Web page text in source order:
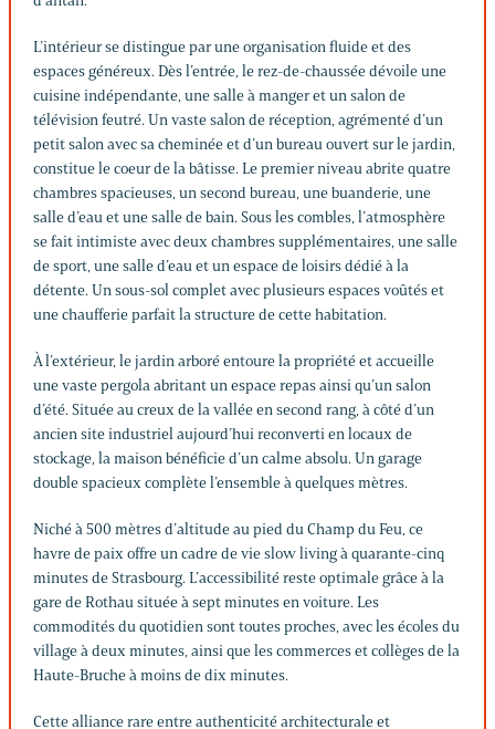
L’intérieur se distingue par une organisation fluide et des
espaces généreux. Dès l’entrée, le rez-de-chaussée dévoile une
cuisine indépendante, une salle à manger et un salon de
télévision feutré. Un vaste salon de réception, agrémenté d’un
petit salon avec sa cheminée et d’un bureau ouvert sur le jardin,
constitue le coeur de la bâtisse. Le premier niveau abrite quatre
chambres spacieuses, un second bureau, une buanderie, une
salle d’eau et une salle de bain. Sous les combles, l’atmosphère
se fait intimiste avec deux chambres supplémentaires, une salle
de sport, une salle d’eau et un espace de loisirs dédié à la
détente. Un sous-sol complet avec plusieurs espaces voûtés et
une chaufferie parfait la structure de cette habitation.
À l’extérieur, le jardin arboré entoure la propriété et accueille
une vaste pergola abritant un espace repas ainsi qu’un salon
d’été. Située au creux de la vallée en second rang, à côté d’un
ancien site industriel aujourd’hui reconverti en locaux de
stockage, la maison bénéficie d’un calme absolu. Un garage
double spacieux complète l’ensemble à quelques mètres.
Niché à 500 mètres d’altitude au pied du Champ du Feu, ce
havre de paix offre un cadre de vie slow living à quarante-cinq
minutes de Strasbourg. L’accessibilité reste optimale grâce à la
gare de Rothau située à sept minutes en voiture. Les
commodités du quotidien sont toutes proches, avec les écoles du
village à deux minutes, ainsi que les commerces et collèges de la
Haute-Bruche à moins de dix minutes.
Cette alliance rare entre authenticité architecturale et